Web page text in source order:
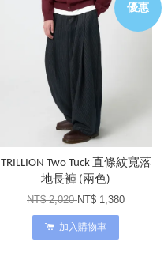
優惠
TRILLION Two Tuck 直條紋寬落
地長褲 (兩色)
NT$ 2,020NT$ 1,380
加入購物車